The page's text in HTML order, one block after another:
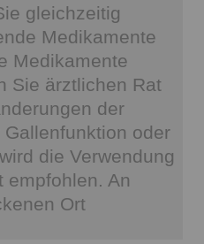
gleichzeitig
Medikamente
Medikamente
Sie ärztlichen Rat
der
oder
die Verwendung
empfohlen. An
Ort